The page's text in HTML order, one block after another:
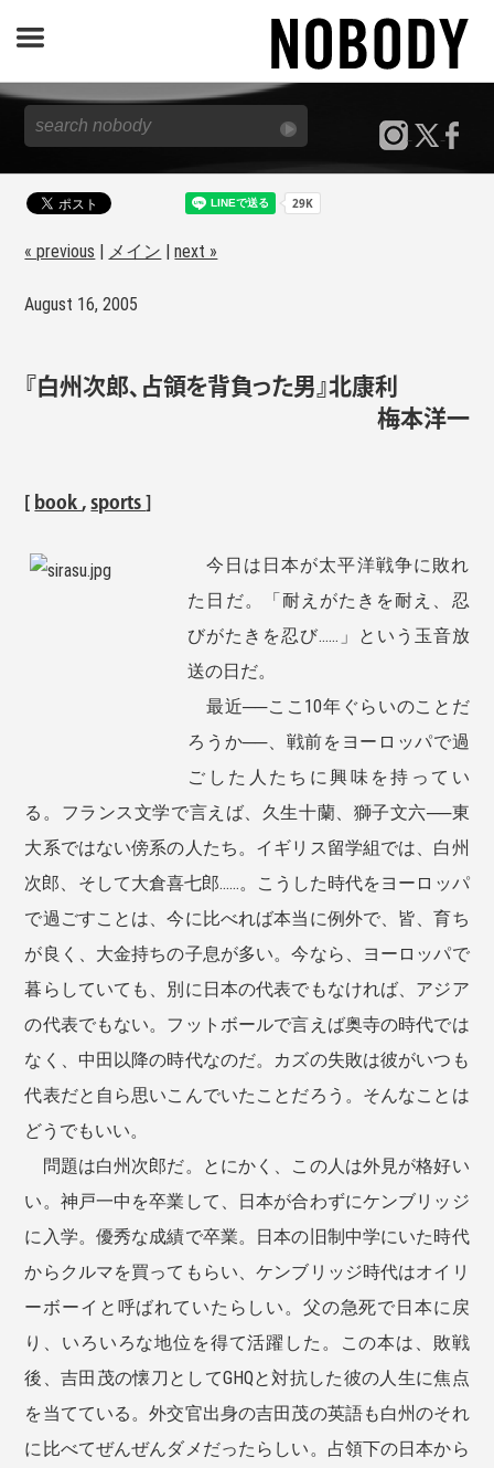
JOURNAL
SPECIAL
REPORT
NOBODY STORE
« previous メイン |next »
August 16, 2005
『白州次郎、占領を背負った男』北康利
梅本洋一
[book,sports]
今日は日本が太平洋戦争に敗れ
た日だ。「耐えがたきを耐え、忍
びがたきを忍び……」という玉音放
送の日だ。
最近──ここ10年ぐらいのことだ
ろうか──、戦前をヨーロッパで過
ごした人たちに興味を持ってい
る。フランス文学で言えば、久生十蘭、獅子文六──東
大系ではない傍系の人たち。イギリス留学組では、白州
次郎、そして大倉喜七郎……。こうした時代をヨーロッパ
で過ごすことは、今に比べれば本当に例外で、皆、育ち
が良く、大金持ちの子息が多い。今なら、ヨーロッパで
暮らしていても、別に日本の代表でもなければ、アジア
の代表でもない。フットボールで言えば奥寺の時代では
なく、中田以降の時代なのだ。カズの失敗は彼がいつも
代表だと自ら思いこんでいたことだろう。そんなことは
どうでもいい。
問題は白州次郎だ。とにかく、この人は外見が格好い
い。神戸一中を卒業して、日本が合わずにケンブリッジ
に入学。優秀な成績で卒業。日本の旧制中学にいた時代
からクルマを買ってもらい、ケンブリッジ時代はオイリ
ーボーイと呼ばれていたらしい。父の急死で日本に戻
り、いろいろな地位を得て活躍した。この本は、敗戦
後、吉田茂の懐刀としてGHQと対抗した彼の人生に焦点
を当てている。外交官出身の吉田茂の英語も白州のそれ
に比べてぜんぜんダメだったらしい。占領下の日本から